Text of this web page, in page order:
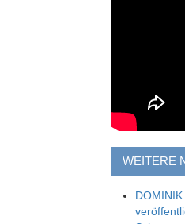
WEITERE